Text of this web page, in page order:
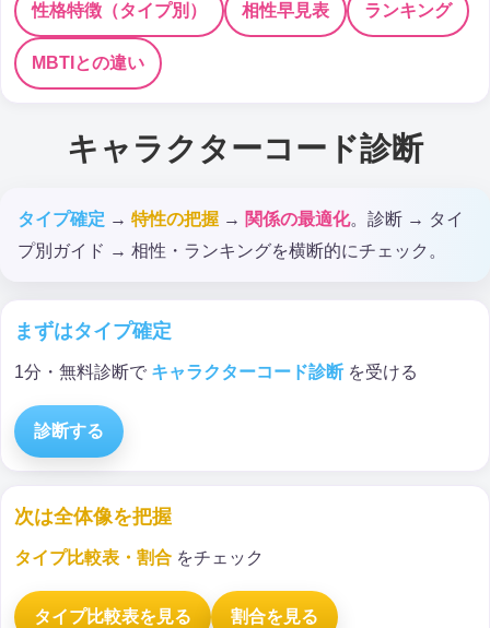
性格特徴（タイプ別） 相性早見表 ランキング
MBTIとの違い
キャラクターコード診断
タイプ確定 → 特性の把握 → 関係の最適化。診断 → タイ
プ別ガイド → 相性・ランキングを横断的にチェック。
まずはタイプ確定
1分・無料診断で キャラクターコード診断 を受ける
診断する
次は全体像を把握
タイプ比較表・割合 をチェック
タイプ比較表を見る 割合を見る